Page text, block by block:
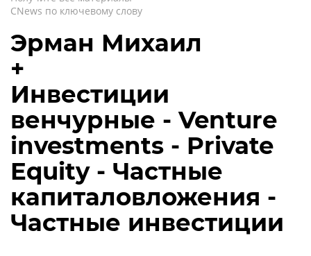
CNews по ключевому слову
Эрман Михаил
+
Инвестиции
венчурные - Venture
investments - Private
Equity - Частные
капиталовложения -
Частные инвестиции